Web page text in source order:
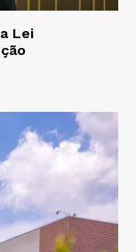
Lei